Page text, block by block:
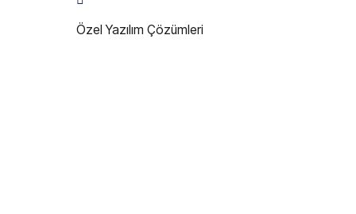
Özel Yazılım Çözümleri